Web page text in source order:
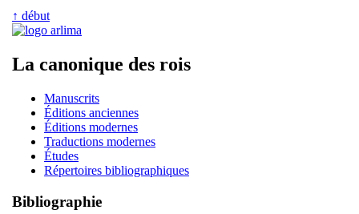
↑ début
La canonique des rois
Manuscrits
Éditions anciennes
Éditions modernes
Traductions modernes
Études
Répertoires bibliographiques
Bibliographie